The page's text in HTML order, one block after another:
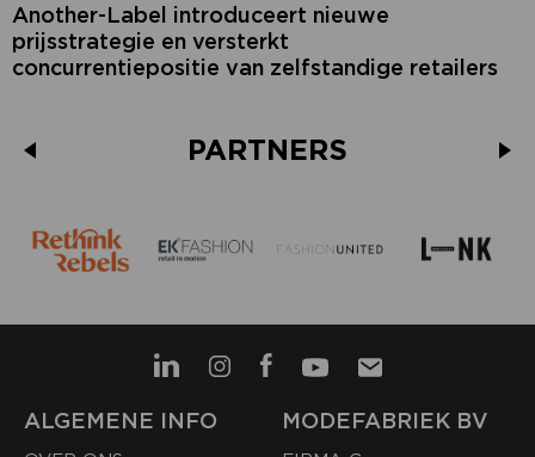
Another-Label introduceert nieuwe
prijsstrategie en versterkt
concurrentiepositie van zelfstandige retailers
PARTNERS
ALGEMENE INFO MODEFABRIEK BV